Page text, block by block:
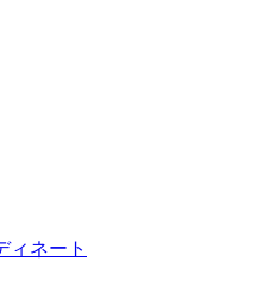
ィネート